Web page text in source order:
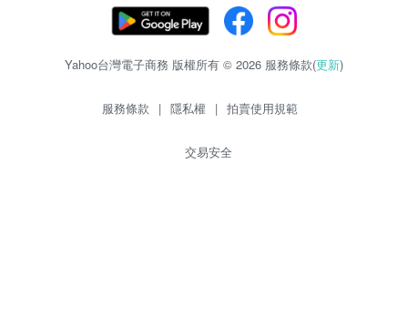
Yahoo台灣電子商務 版權所有 © 2026 服務條款(更新)
服務條款 | 隱私權 | 拍賣使用規範
交易安全